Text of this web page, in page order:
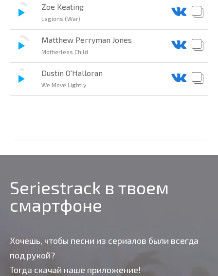
Zoe Keating
Legions (War)
Matthew Perryman Jones
Motherless Child
Dustin O'Halloran
We Move Lightly
Seriestrack в твоем
смартфоне
Хочешь, чтобы песни из сериалов были всегда
под рукой?
Тогда скачай наше приложение!